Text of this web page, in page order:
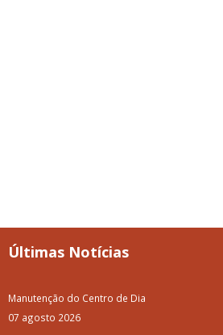
Últimas Notícias
Manutenção do Centro de Dia
07 agosto 2026